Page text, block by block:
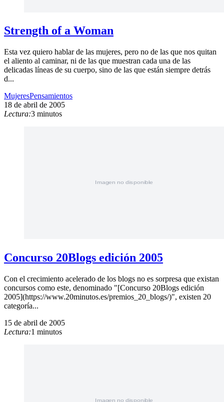
Strength of a Woman
Esta vez quiero hablar de las mujeres, pero no de las que nos quitan
el aliento al caminar, ni de las que muestran cada una de las
delicadas líneas de su cuerpo, sino de las que están siempre detrás
d...
MujeresPensamientos
18 de abril de 2005
Lectura:3 minutos
Concurso 20Blogs edición 2005
Con el crecimiento acelerado de los blogs no es sorpresa que existan
concursos como este, denominado "[Concurso 20Blogs edición
2005](https://www.20minutos.es/premios_20_blogs/)", existen 20
categoría...
15 de abril de 2005
Lectura:1 minutos